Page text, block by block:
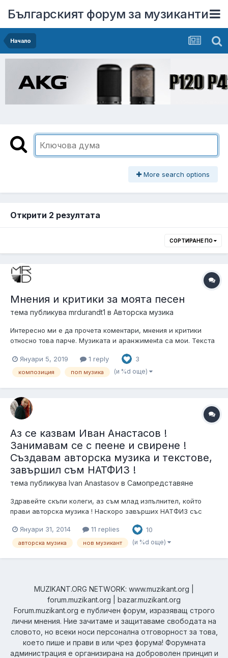
Българският форум за музиканти
Начало
More search options
Открити 2 резултата
СОРТИРАНЕ ПО
Мнения и критики за моята песен
тема публикува mrdurandt1 в Авторска музика
Интересно ми е да прочета коментари, мнения и критики
относно това парче. Музиката и аранжименtа са мои. Текста
на воля
Януари 5, 2019 1 reply 3
композиция поп музика (и %d още)
Aз се казвам Иван Анастасов !
Занимавам се с пеене и свирене !
Създавам авторска музика и текстове,
завършил съм НАТФИЗ !
тема публикува Ivan Anastasov в Самопредставяне
Здравейте скъпи колеги, аз съм млад изпълнител, който
прави авторска музика ! Наскоро завърших НАТФИЗ със
в стил, който не съм прекалено компетентен ! Аз съм
основно фен на рок и поп музиката, на групи като Ю Ту, Ред
Януари 31, 2014 11 replies 10
авторска музика нов музикант (и %d още)
MUZIKANT.ORG NETWORK: www.muzikant.org |
forum.muzikant.org | bazar.muzikant.org
Forum.muzikant.org е публичен форум, изразяващ строго
лични мнения. Ние зачитаме и защитаваме свободата на
словото, но всеки носи персонална отговорност за това,
което пише и прави в или чрез форума! Форумната
администрация е организирана на доброволен принцип и